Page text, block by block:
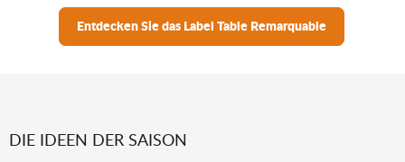
Entdecken Sie das Label Table Remarquable
DIE IDEEN DER SAISON